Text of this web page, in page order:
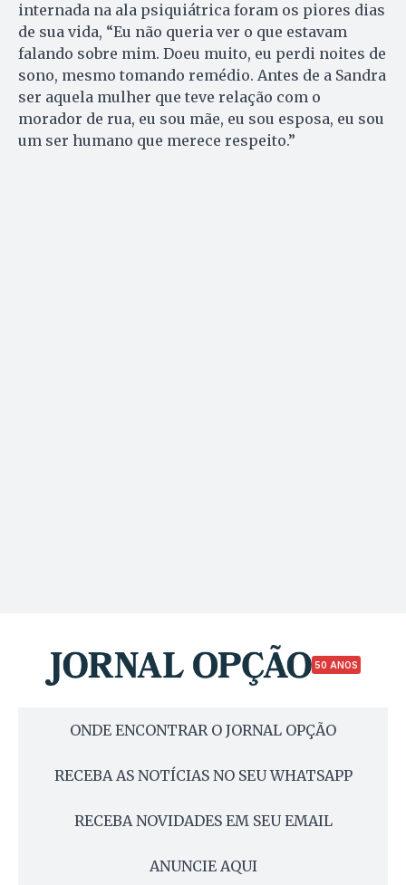
internada na ala psiquiátrica foram os piores dias
de sua vida, “Eu não queria ver o que estavam
falando sobre mim. Doeu muito, eu perdi noites de
sono, mesmo tomando remédio. Antes de a Sandra
ser aquela mulher que teve relação com o
morador de rua, eu sou mãe, eu sou esposa, eu sou
um ser humano que merece respeito.”
50 ANOS
ONDE ENCONTRAR O JORNAL OPÇÃO
RECEBA AS NOTÍCIAS NO SEU WHATSAPP
RECEBA NOVIDADES EM SEU EMAIL
ANUNCIE AQUI